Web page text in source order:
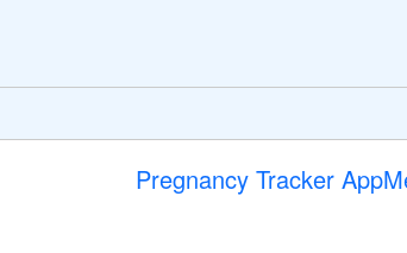
Pregnancy Tracker App